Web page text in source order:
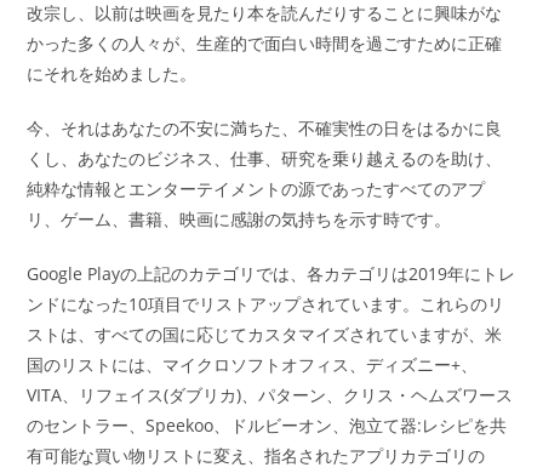
改宗し、以前は映画を見たり本を読んだりすることに興味がな
かった多くの人々が、生産的で面白い時間を過ごすために正確
にそれを始めました。
今、それはあなたの不安に満ちた、不確実性の日をはるかに良
くし、あなたのビジネス、仕事、研究を乗り越えるのを助け、
純粋な情報とエンターテイメントの源であったすべてのアプ
リ、ゲーム、書籍、映画に感謝の気持ちを示す時です。
Google Playの上記のカテゴリでは、各カテゴリは2019年にトレ
ンドになった10項目でリストアップされています。これらのリ
ストは、すべての国に応じてカスタマイズされていますが、米
国のリストには、マイクロソフトオフィス、ディズニー+、
VITA、リフェイス(ダブリカ)、パターン、クリス・ヘムズワース
のセントラー、Speekoo、ドルビーオン、泡立て器:レシピを共
有可能な買い物リストに変え、指名されたアプリカテゴリの